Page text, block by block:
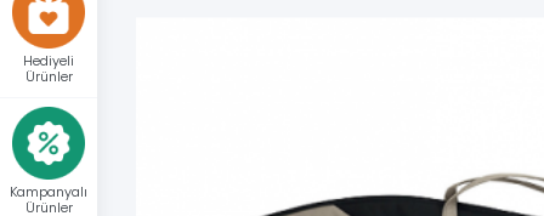
Hediyeli
Ürünler
Kampanyalı
Ürünler